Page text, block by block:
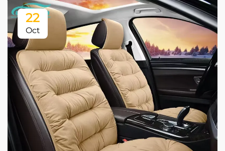
22
Oct